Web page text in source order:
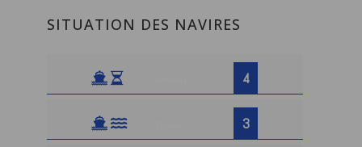
SITUATION DES NAVIRES
4
3